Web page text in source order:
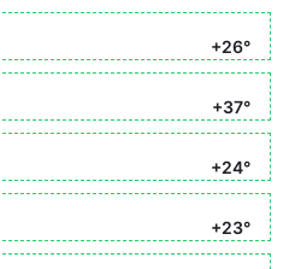
+26°
+37°
+24°
+23°